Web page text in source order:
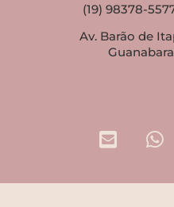
(19) 98378-
Av. Barão de